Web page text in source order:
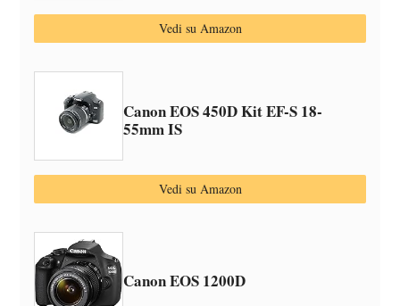
Vedi su Amazon
Canon EOS 450D Kit EF-S 18-
55mm IS
Vedi su Amazon
Canon EOS 1200D